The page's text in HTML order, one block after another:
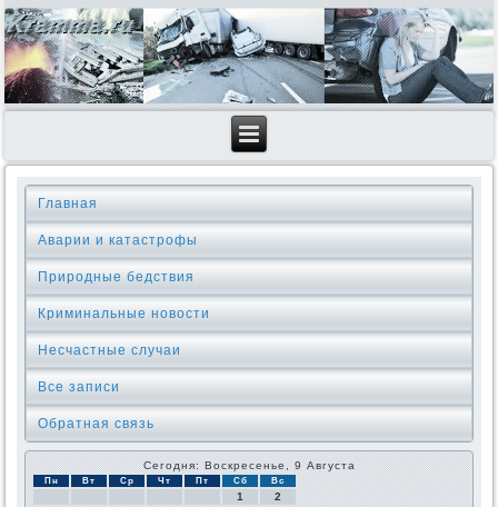
Главная
Аварии и катастрофы
Природные бедствия
Криминальные новοсти
Несчастные случаи
Все записи
Обратная связь
Сегодня: Воскресенье, 9 Августа
Пн Вт Ср Чт Пт Сб Вс
1
2